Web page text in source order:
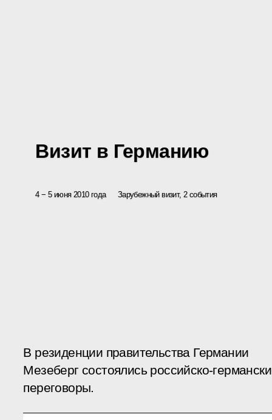
Визит в Германию
4 − 5 июня 2010 года Зарубежный визит, 2 события
В резиденции правительства Германии
Мезеберг состоялись российско-
переговоры.